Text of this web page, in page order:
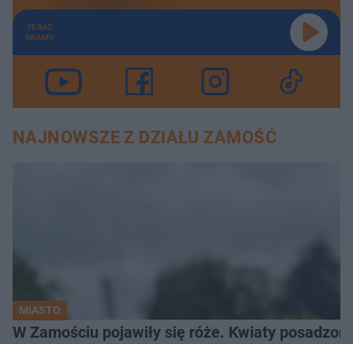
TERAZ
GRAMY
NAJNOWSZE Z DZIAŁU ZAMOŚĆ
MIASTO
W Zamościu pojawiły się róże. Kwiaty